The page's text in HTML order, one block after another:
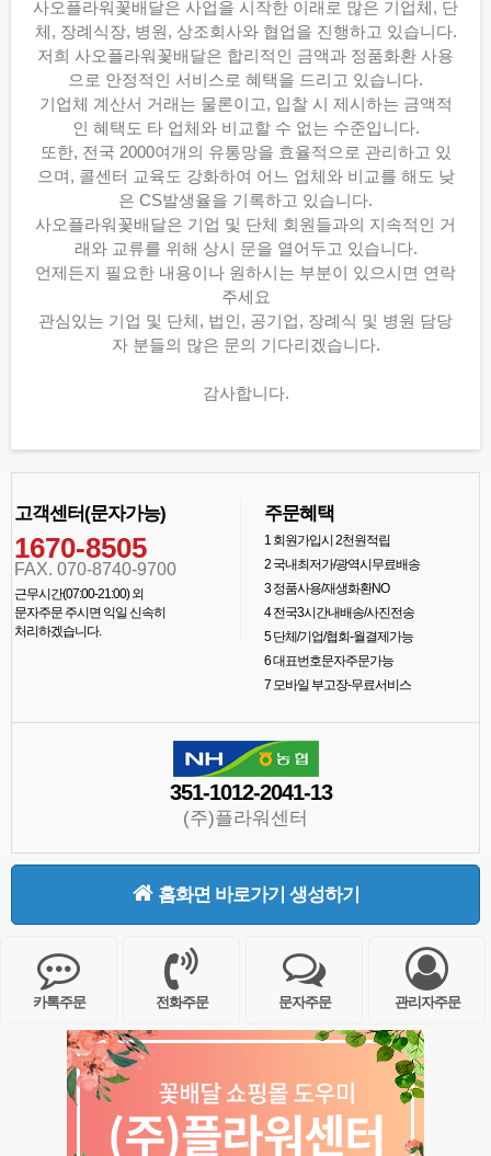
사오플라워꽃배달은 사업을 시작한 이래로 많은 기업체, 단
체, 장례식장, 병원, 상조회사와 협업을 진행하고 있습니다.
저희 사오플라워꽃배달은 합리적인 금액과 정품화환 사용
으로 안정적인 서비스로 혜택을 드리고 있습니다.
기업체 계산서 거래는 물론이고, 입찰 시 제시하는 금액적
인 혜택도 타 업체와 비교할 수 없는 수준입니다.
또한, 전국 2000여개의 유통망을 효율적으로 관리하고 있
으며, 콜센터 교육도 강화하여 어느 업체와 비교를 해도 낮
은 CS발생율을 기록하고 있습니다.
사오플라워꽃배달은 기업 및 단체 회원들과의 지속적인 거
래와 교류를 위해 상시 문을 열어두고 있습니다.
언제든지 필요한 내용이나 원하시는 부분이 있으시면 연락
주세요
관심있는 기업 및 단체, 법인, 공기업, 장례식 및 병원 담당
자 분들의 많은 문의 기다리겠습니다.
감사합니다.
고객센터(문자가능)
1670-8505
FAX. 070-8740-9700
근무시간(07:00-21:00) 외
문자주문 주시면 익일 신속히
처리하겠습니다.
주문혜택
1회원가입시 2천원적립
2국내최저가/광역시무료배송
3정품사용/재생화환NO
4전국3시간내배송/사진전송
5단체/기업/협회-월결제가능
6대표번호문자주문가능
7모바일 부고장-무료서비스
351-1012-2041-13
(주)플라워센터
홈화면 바로가기 생성하기
카톡주문 전화주문 문자주문 관리자주문